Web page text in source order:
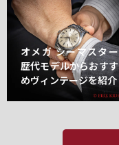
オメガ シーマスター
歴代モデルからおすす
めヴィンテージを紹介